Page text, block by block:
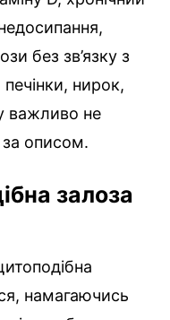
без зв’язку з
нирок,
важливо не
за описом.
залоза
намагаючись